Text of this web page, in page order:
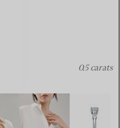
en platine 950
0.5 carats